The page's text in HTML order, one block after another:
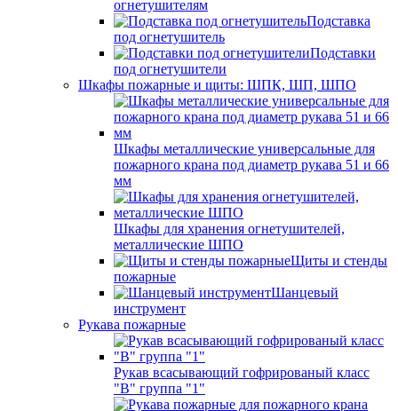
огнетушителям
Подставка
под огнетушитель
Подставки
под огнетушители
Шкафы пожарные и щиты: ШПК, ШП, ШПО
Шкафы металлические универсальные для
пожарного крана под диаметр рукава 51 и 66
мм
Шкафы для хранения огнетушителей,
металлические ШПО
Щиты и стенды
пожарные
Шанцевый
инструмент
Рукава пожарные
Рукав всасывающий гофрированый класс
"В" группа "1"